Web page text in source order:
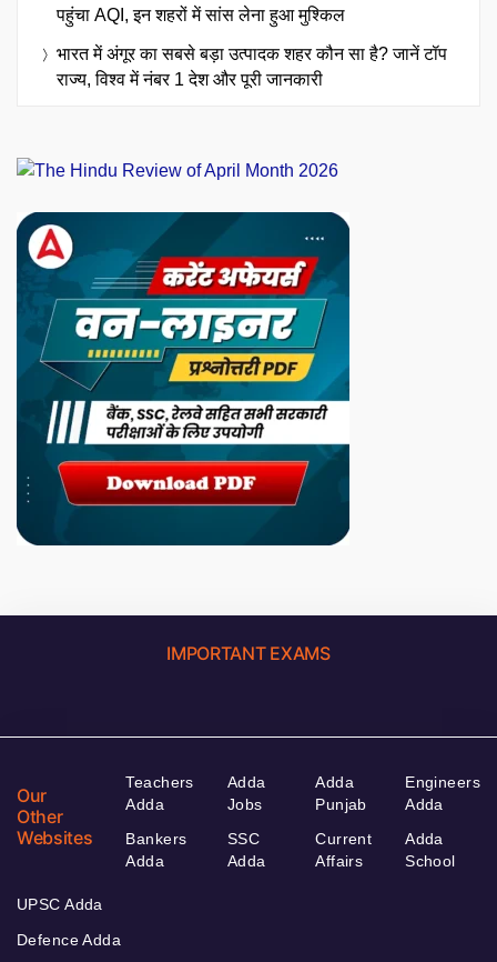
पहुंचा AQI, इन शहरों में सांस लेना हुआ मुश्किल
भारत में अंगूर का सबसे बड़ा उत्पादक शहर कौन सा है? जानें टॉप
राज्य, विश्व में नंबर 1 देश और पूरी जानकारी
IMPORTANT EXAMS
Our
Other
Websites
Teachers
Adda
Bankers
Adda
Adda
Jobs
SSC
Adda
Adda
Punjab
Current
Affairs
Engineers
Adda
Adda
School
UPSC Adda
Defence Adda